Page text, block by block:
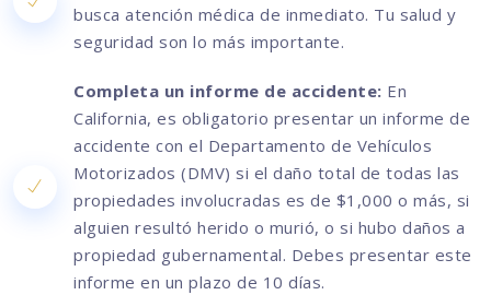
busca atención médica de inmediato. Tu salud y
seguridad son lo más importante.
Completa un informe de accidente: En
California, es obligatorio presentar un informe de
accidente con el Departamento de Vehículos
Motorizados (DMV) si el daño total de todas las
propiedades involucradas es de $1,000 o más, si
alguien resultó herido o murió, o si hubo daños a
propiedad gubernamental. Debes presentar este
informe en un plazo de 10 días.